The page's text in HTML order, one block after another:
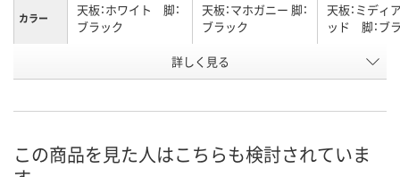
カラー
天板：ホワイト 脚：
ブラック
天板：マホガニー 脚：
ブラック
天板：ミディ
ッド 脚：ブ
A779538 A779541
詳しく見る
この商品を見た人はこちらも検討されていま